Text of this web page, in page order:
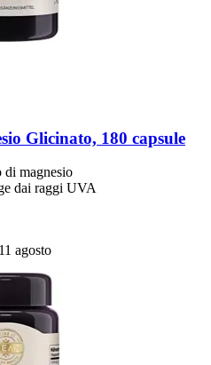
Glicinato, 180 capsule
di magnesio
dai raggi UVA
agosto